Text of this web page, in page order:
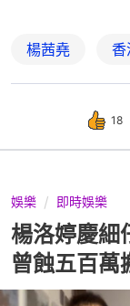
楊茜堯 香
18
娛樂 即時娛樂
楊洛婷慶細
曾蝕五百萬